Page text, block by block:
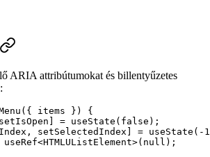
ARIA attribútumokat és billentyűzetes
({ items }) {
setIsOpen = useState ( false );
, setSelectedIndex = useState ( - 1
useRef<HTMLUListElement>( null );